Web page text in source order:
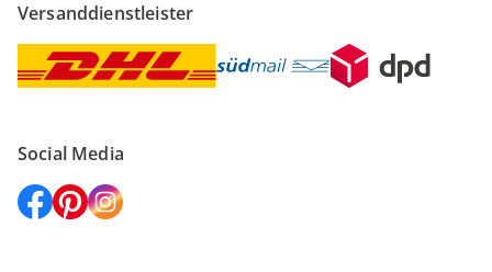
Versanddienstleister
Social Media